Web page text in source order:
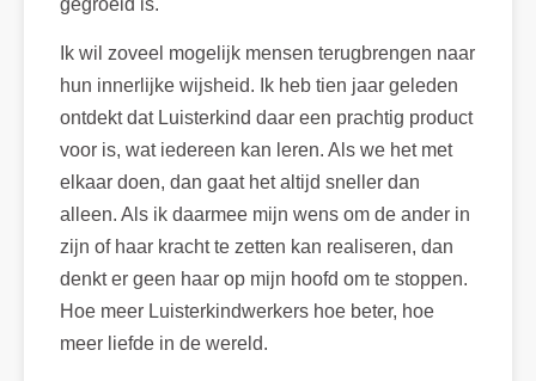
Ik wil zoveel mogelijk mensen terugbrengen naar
hun innerlijke wijsheid. Ik heb tien jaar geleden
ontdekt dat Luisterkind daar een prachtig product
voor is, wat iedereen kan leren. Als we het met
elkaar doen, dan gaat het altijd sneller dan
alleen. Als ik daarmee mijn wens om de ander in
zijn of haar kracht te zetten kan realiseren, dan
denkt er geen haar op mijn hoofd om te stoppen.
Hoe meer Luisterkindwerkers hoe beter, hoe
meer liefde in de wereld.